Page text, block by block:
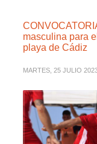
masculina para
playa de Cádiz
MARTES, 25 JULIO